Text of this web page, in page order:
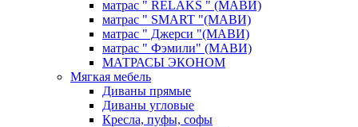
матрас " RELAKS " (МАВИ)
матрас " SMART "(МАВИ)
матрас " Джерси "(МАВИ)
матрас " Фэмили" (МАВИ)
МАТРАСЫ ЭКОНОМ
Мягкая мебель
Диваны прямые
Диваны угловые
Кресла, пуфы, софы